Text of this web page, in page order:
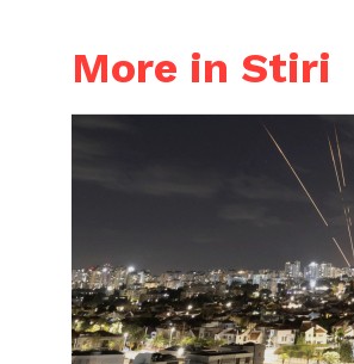
More in Stiri